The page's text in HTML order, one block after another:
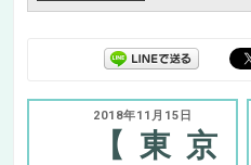
2018年11月15日
【東京